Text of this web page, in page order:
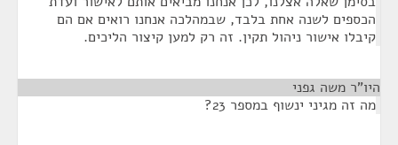
הכספים לשנה אחת בלבד, שבמהלכה אנחנו רואים אם הם
קיבלו אישור ניהול תקין. זה רק למען קיצור הליכים.
היו"ר משה גפני
מה זה מגיני ינשוף במספר 23?